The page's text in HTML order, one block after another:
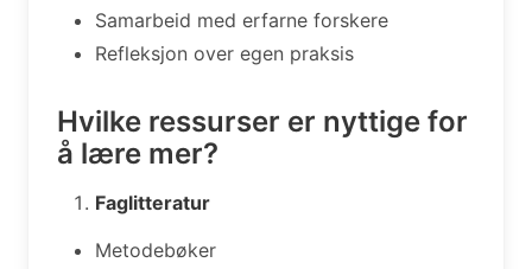
Samarbeid med erfarne forskere
Refleksjon over egen praksis
Hvilke ressurser er nyttige for
å lære mer?
Faglitteratur
Metodebøker